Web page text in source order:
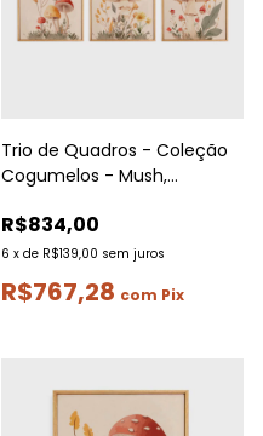
Trio de Quadros - Coleção
Cogumelos - Mush,
R$834,00
6 x de R$139,00 sem juros
R$767,28 com Pix